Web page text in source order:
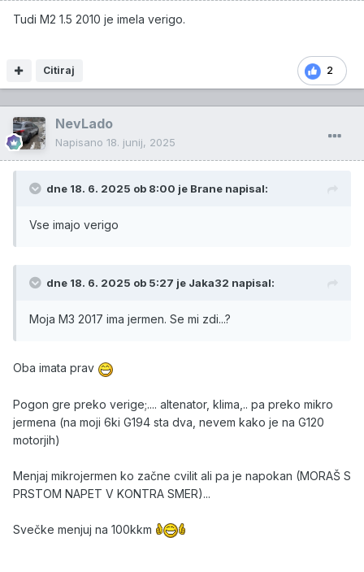
Tudi M2 1.5 2010 je imela verigo.
2
Citiraj
NevLado
Napisano 18. junij, 2025
dne 18. 6. 2025 ob 8:00 je Brane napisal:
Vse imajo verigo
dne 18. 6. 2025 ob 5:27 je Jaka32 napisal:
Moja M3 2017 ima jermen. Se mi zdi...?
Oba imata prav
Pogon gre preko verige;.... altenator, klima,.. pa preko mikro
jermena (na moji 6ki G194 sta dva, nevem kako je na G120
motorjih)
Menjaj mikrojermen ko začne cvilit ali pa je napokan (MORAŠ S
PRSTOM NAPET V KONTRA SMER)...
Svečke menjuj na 100kkm